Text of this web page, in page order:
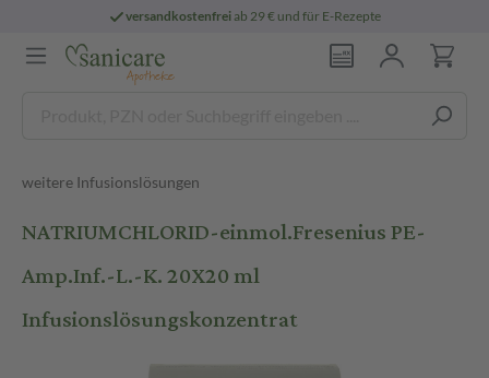
versandkostenfreiab 29 € und für E-Rezepte
weitere Infusionslösungen
NATRIUMCHLORID-einmol.Fresenius PE-
Amp.Inf.-L.-K. 20X20 ml
Infusionslösungskonzentrat